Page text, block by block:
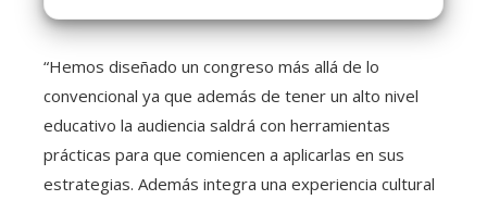
“Hemos diseñado un congreso más allá de lo
convencional ya que además de tener un alto nivel
educativo la audiencia saldrá con herramientas
prácticas para que comiencen a aplicarlas en sus
estrategias. Además integra una experiencia cultural